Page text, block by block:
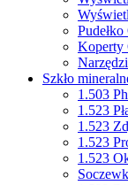
Koperty
Szkło
1.503
1.523
1.523
1.523
1.523